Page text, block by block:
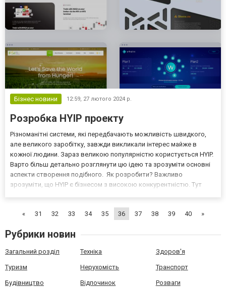
Бізнес новини 12:59, 27 лютого 2024 р.
Розробка HYIP проекту
Різноманітні системи, які передбачають можливість швидкого,
але великого заробітку, завжди викликали інтерес майже в
кожної людини. Зараз великою популярністю користується HYIP.
Варто більш детально розглянути цю ідею та зрозуміти основні
аспекти створення подібного. Як розробити? Важливо
зрозуміти, що HYIP є бізнесом з високою конкурентністю. Тут
«
31 32 33 34 35 36 37 38 39 40 »
Рубрики новин
Загальний розділ Техніка Здоров'я
Туризм Нерухомість Транспорт
Будівництво Відпочинок Розваги